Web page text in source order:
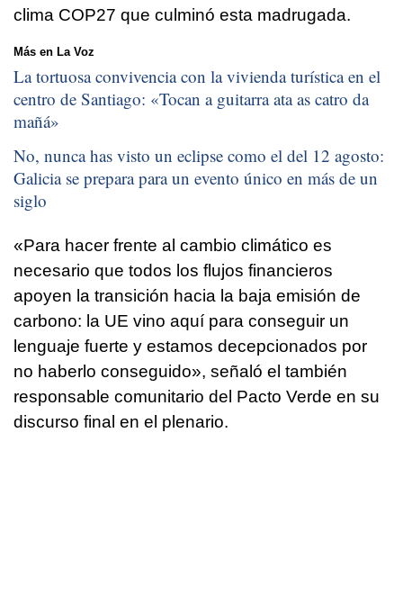
clima COP27 que culminó esta madrugada.
Más en La Voz
La tortuosa convivencia con la vivienda turística en el
centro de Santiago: «Tocan a guitarra ata as catro da
mañá»
No, nunca has visto un eclipse como el del 12 agosto:
Galicia se prepara para un evento único en más de un
siglo
«Para hacer frente al cambio climático es
necesario que todos los flujos financieros
apoyen la transición hacia la baja emisión de
carbono: la UE vino aquí para conseguir un
lenguaje fuerte y estamos decepcionados por
no haberlo conseguido», señaló el también
responsable comunitario del Pacto Verde en su
discurso final en el plenario.